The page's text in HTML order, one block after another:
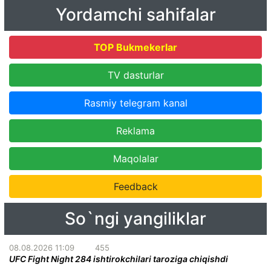
Yordamchi sahifalar
TOP Bukmekerlar
TV dasturlar
Rasmiy telegram kanal
Reklama
Maqolalar
Feedback
So`ngi yangiliklar
08.08.2026 11:09 455
UFC Fight Night 284 ishtirokchilari taroziga chiqishdi